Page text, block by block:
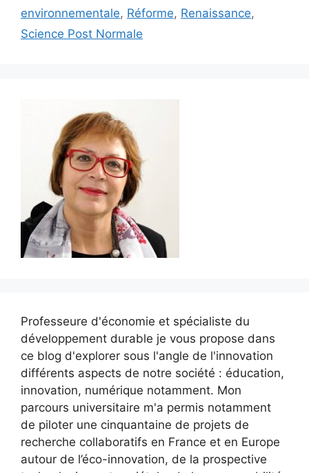
environnementale, Réforme, Renaissance,
Science Post Normale
Professeure d'économie et spécialiste du
développement durable je vous propose dans
ce blog d'explorer sous l'angle de l'innovation
différents aspects de notre société : éducation,
innovation, numérique notamment. Mon
parcours universitaire m'a permis notamment
de piloter une cinquantaine de projets de
recherche collaboratifs en France et en Europe
autour de l’éco-innovation, de la prospective